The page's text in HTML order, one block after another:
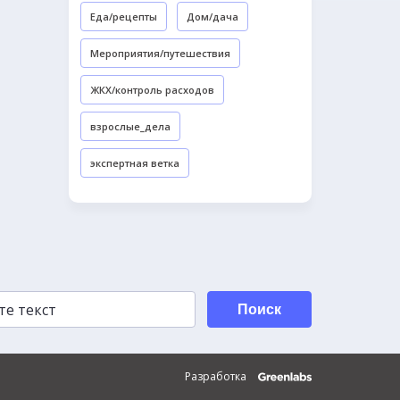
Еда/рецепты Дом/дача
Мероприятия/путешествия
ЖКХ/контроль расходов
взрослые_дела
экспертная ветка
Поиск
Разработка